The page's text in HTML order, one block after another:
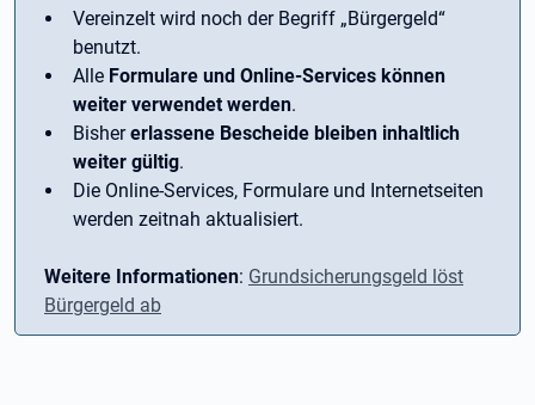
Vereinzelt wird noch der Begriff ­„Bürgergeld“
benutzt.
Alle Formulare und Online-Services können
weiter verwendet werden.
Bishererlassene Bescheide bleiben inhaltlich
weiter gültig.
Die Online-Services, Formulare und Internetseiten
werden zeitnah aktualisiert.
Weitere Informationen: Grundsicherungsgeld löst
Bürgergeld ab